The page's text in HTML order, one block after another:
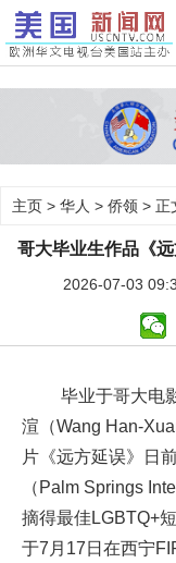
主页 > 华人 > 侨领 > 正
哥大毕业生作品《
2026-07-03
毕业于哥大电
渲（Wang Han-
片《远方延误》日
（Palm Springs
摘得最佳LGBTQ+
于7月17日在西宁